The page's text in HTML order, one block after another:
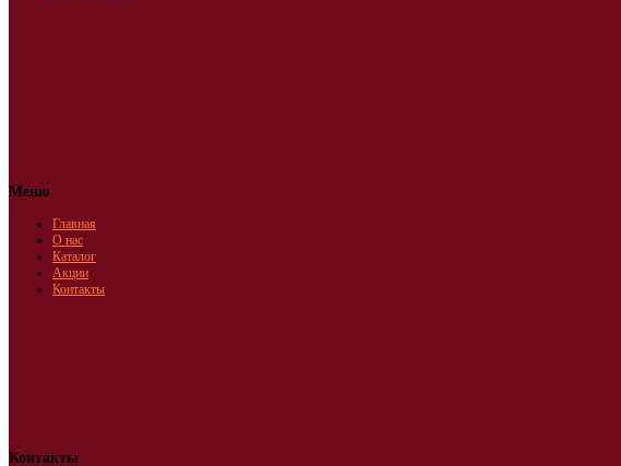
Меню
Главная
О нас
Каталог
Акции
Контакты
Контакты